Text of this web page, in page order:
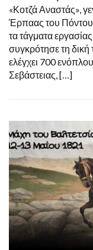
«Κοτζά Αναστάς»,
Έρπαας του
τα τάγματα
συγκρότησε τη
ελέγχει 700
Σεβάστειας, […]